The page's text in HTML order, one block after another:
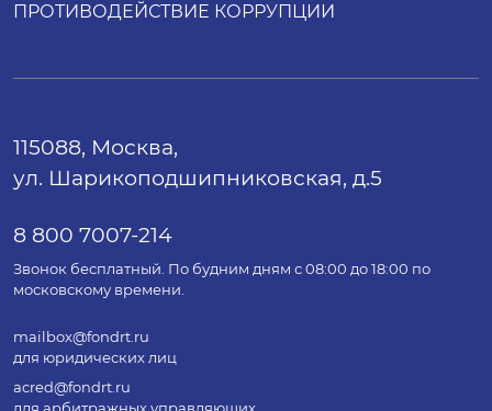
ПРОТИВОДЕЙСТВИЕ КОРРУПЦИИ
115088, Москва,
ул. Шарикоподшипниковская, д.5
8 800 7007-214
Звонок бесплатный. По будним дням с 08:00 до 18:00 по
московскому времени.
mailbox@fondrt.ru
для юридических лиц
acred@fondrt.ru